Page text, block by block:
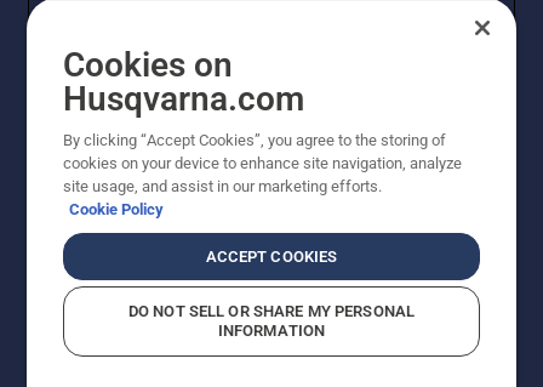
© Husqvarna AB (publ). Alle Rechte vorbehalten.
Preisänderungen, Irrtümer, Text- und Satzfehler sind
vorbehalten. Bei den Preisangaben handelt es sich um
unverbindliche Preisempfehlungen in Euro inkl. der
unverbindliche Preisempfehlungen (inkl. MwSt), es sei
denn sie sind für den direkten Kauf verfügbar.
Cookie-RichtlinieNutzungsbedingungenAGBs
ImpressumVermutete Verstöße melden
Cookies on
Husqvarna.com
By clicking “Accept Cookies”, you agree to the storing of
cookies on your device to enhance site navigation, analyze
site usage, and assist in our marketing efforts.
Cookie Policy
ACCEPT COOKIES
DO NOT SELL OR SHARE MY PERSONAL
INFORMATION